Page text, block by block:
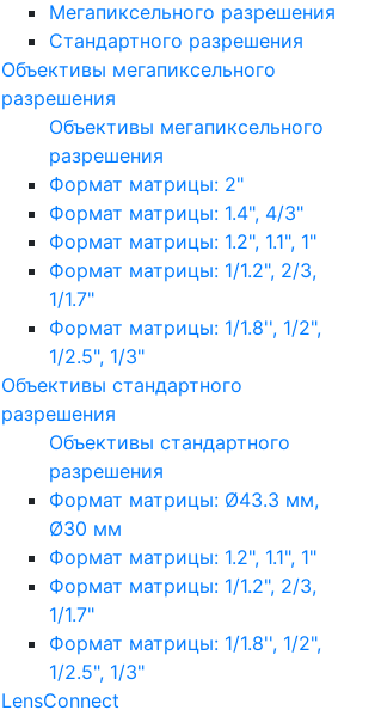
Мегапиксельного разрешения
Стандартного разрешения
Объективы мегапиксельного
разрешения
Объективы мегапиксельного
разрешения
Формат матрицы: 2"
Формат матрицы: 1.4", 4/3"
Формат матрицы: 1.2", 1.1", 1"
Формат матрицы: 1/1.2", 2/3,
1/1.7"
Формат матрицы: 1/1.8'', 1/2",
1/2.5", 1/3"
Объективы стандартного
разрешения
Объективы стандартного
разрешения
Формат матрицы: Ø43.3 мм,
Ø30 мм
Формат матрицы: 1.2", 1.1", 1"
Формат матрицы: 1/1.2", 2/3,
1/1.7"
Формат матрицы: 1/1.8'', 1/2",
1/2.5", 1/3"
LensConnect